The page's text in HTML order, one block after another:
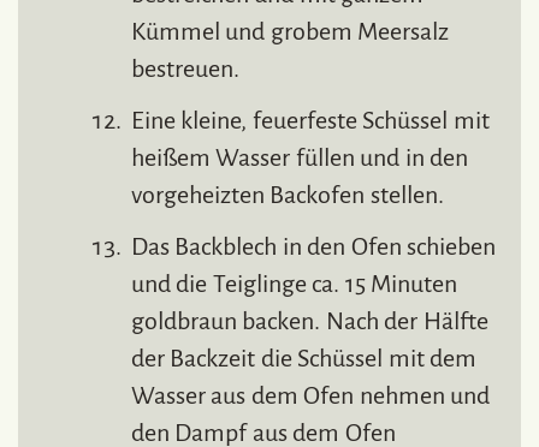
Kümmel und grobem Meersalz
bestreuen.
Eine kleine, feuerfeste Schüssel mit
heißem Wasser füllen und in den
vorgeheizten Backofen stellen.
Das Backblech in den Ofen schieben
und die Teiglinge ca. 15 Minuten
goldbraun backen. Nach der Hälfte
der Backzeit die Schüssel mit dem
Wasser aus dem Ofen nehmen und
den Dampf aus dem Ofen